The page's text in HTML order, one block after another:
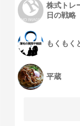
株式トレ
日の戦略
もくもく
平蔵